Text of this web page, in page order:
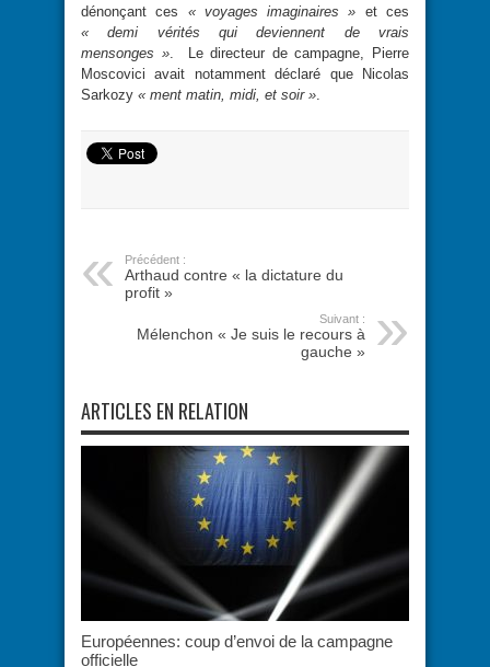
dénonçant ces « voyages imaginaires » et ces
« demi vérités qui deviennent de vrais
mensonges ». Le directeur de campagne, Pierre
Moscovici avait notamment déclaré que Nicolas
Sarkozy « ment matin, midi, et soir ».
Précédent :
Arthaud contre « la dictature du
profit »
Suivant :
Mélenchon « Je suis le recours à
gauche »
ARTICLES EN RELATION
Européennes: coup d’envoi de la campagne
officielle